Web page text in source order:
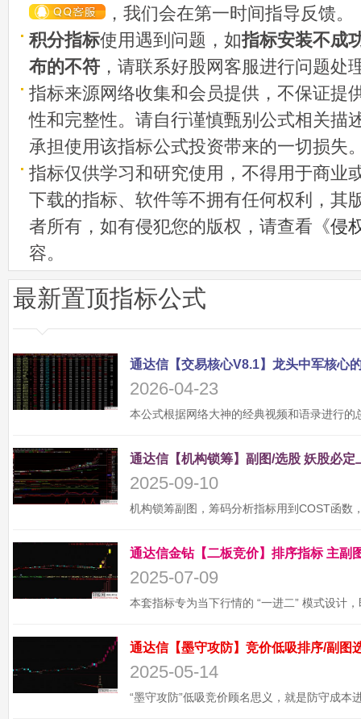
，我们会在第一时间指导反馈。
积分指标使用遇到问题，如指标安装不成
布的不符 ，请联系好股网客服进行问题处
指标来源网络收集和会员提供，不保证提
性和完整性。请自行谨慎甄别公式相关描
承担使用该指标公式投资带来的一切损失
指标仅供学习和研究使用，不得用于商业
下载的指标、软件等不拥有任何权利，其
者所有，如有侵犯您的版权，请查看《侵
容。
最新置顶指标公式
2026-04-23
2025-09-10
2025-07-09
2025-05-14